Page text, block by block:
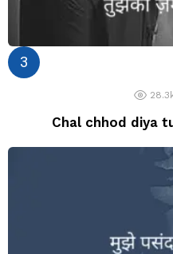
Chal chhod diya